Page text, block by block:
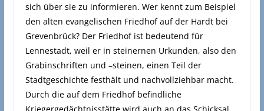
sich über sie zu informieren. Wer kennt zum Beispiel
den alten evangelischen Friedhof auf der Hardt bei
Grevenbrück? Der Friedhof ist bedeutend für
Lennestadt, weil er in steinernen Urkunden, also den
Grabinschriften und –steinen, einen Teil der
Stadtgeschichte festhält und nachvollziehbar macht.
Durch die auf dem Friedhof befindliche